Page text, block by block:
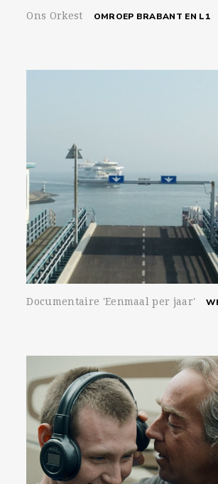
Ons Orkest OMROEP BRABANT EN L1
Documentaire 'Eenmaal per jaar'